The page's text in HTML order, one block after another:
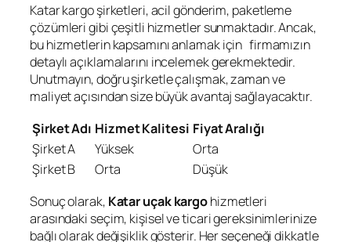
Katar kargo şirketleri, acil gönderim, paketleme
çözümleri gibi çeşitli hizmetler sunmaktadır. Ancak,
bu hizmetlerin kapsamını anlamak için firmamızın
detaylı açıklamalarını incelemek gerekmektedir.
Unutmayın, doğru şirketle çalışmak, zaman ve
maliyet açısından size büyük avantaj sağlayacaktır.
Şirket Adı Hizmet Kalitesi Fiyat Aralığı
Şirket A
Yüksek
Orta
Şirket B
Orta
Düşük
Sonuç olarak, Katar uçak kargohizmetleri
arasındaki seçim, kişisel ve ticari gereksinimlerinize
bağlı olarak değişiklik gösterir. Her seçeneği dikkatle